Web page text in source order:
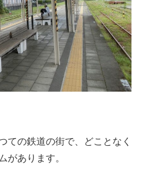
ての鉄道の街で、どことなく
があります。